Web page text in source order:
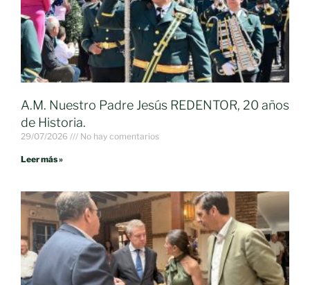
A.M. Nuestro Padre Jesús REDENTOR, 20 años
de Historia.
29/07/2026 No hay comentarios
Leer más »